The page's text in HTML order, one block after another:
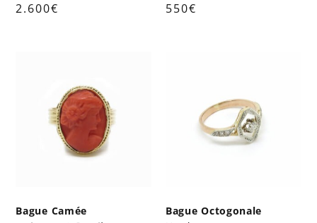
2.600€ 550€
Bague Camée
Bague Octogonale